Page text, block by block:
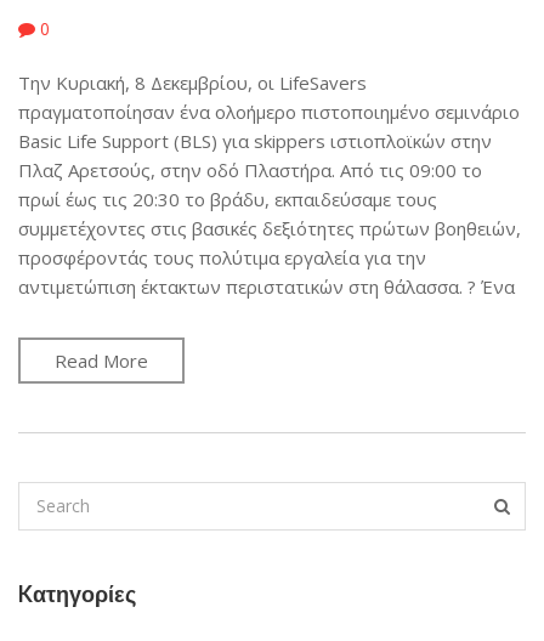
0
Την Κυριακή, 8 Δεκεμβρίου, οι LifeSavers
πραγματοποίησαν ένα ολοήμερο πιστοποιημένο σεμινάριο
Basic Life Support (BLS) για skippers ιστιοπλοϊκών στην
Πλαζ Αρετσούς, στην οδό Πλαστήρα. Από τις 09:00 το
πρωί έως τις 20:30 το βράδυ, εκπαιδεύσαμε τους
συμμετέχοντες στις βασικές δεξιότητες πρώτων βοηθειών,
προσφέροντάς τους πολύτιμα εργαλεία για την
αντιμετώπιση έκτακτων περιστατικών στη θάλασσα. ? Ένα
Read More
Kατηγορίες